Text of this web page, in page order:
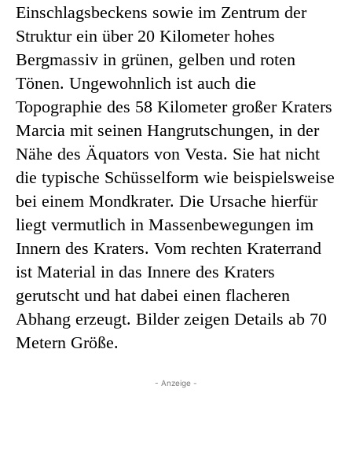
Einschlagsbeckens sowie im Zentrum der
Struktur ein über 20 Kilometer hohes
Bergmassiv in grünen, gelben und roten
Tönen. Ungewohnlich ist auch die
Topographie des 58 Kilometer großer Kraters
Marcia mit seinen Hangrutschungen, in der
Nähe des Äquators von Vesta. Sie hat nicht
die typische Schüsselform wie beispielsweise
bei einem Mondkrater. Die Ursache hierfür
liegt vermutlich in Massenbewegungen im
Innern des Kraters. Vom rechten Kraterrand
ist Material in das Innere des Kraters
gerutscht und hat dabei einen flacheren
Abhang erzeugt. Bilder zeigen Details ab 70
Metern Größe.
- Anzeige -